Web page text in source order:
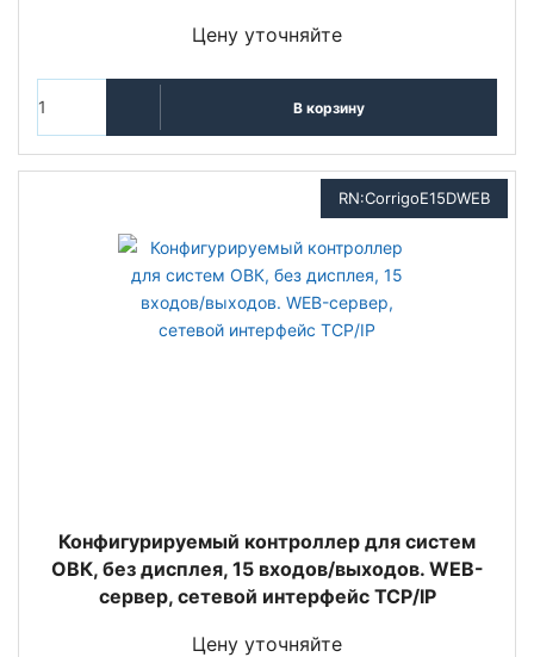
Цену уточняйте
В корзину
RN:CorrigoE15DWEB
Конфигурируемый контроллер для систем
ОВК, без дисплея, 15 входов/выходов. WEB-
сервер, сетевой интерфейс TCP/IP
Цену уточняйте